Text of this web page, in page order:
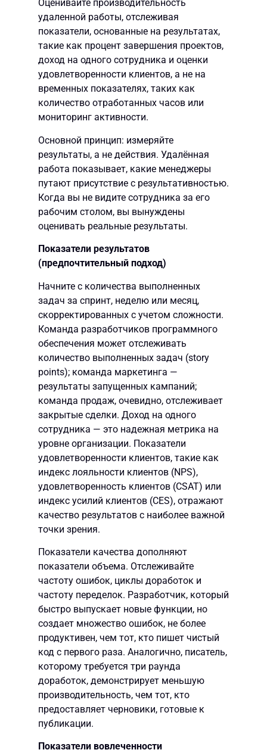
Оценивайте производительность
удаленной работы, отслеживая
показатели, основанные на результатах,
такие как процент завершения проектов,
доход на одного сотрудника и оценки
удовлетворенности клиентов, а не на
временных показателях, таких как
количество отработанных часов или
мониторинг активности.
Основной принцип: измеряйте
результаты, а не действия. Удалённая
работа показывает, какие менеджеры
путают присутствие с результативностью.
Когда вы не видите сотрудника за его
рабочим столом, вы вынуждены
оценивать реальные результаты.
Показатели результатов
(предпочтительный подход)
Начните с количества выполненных
задач за спринт, неделю или месяц,
скорректированных с учетом сложности.
Команда разработчиков программного
обеспечения может отслеживать
количество выполненных задач (story
points); команда маркетинга —
результаты запущенных кампаний;
команда продаж, очевидно, отслеживает
закрытые сделки. Доход на одного
сотрудника — это надежная метрика на
уровне организации. Показатели
удовлетворенности клиентов, такие как
индекс лояльности клиентов (NPS),
удовлетворенность клиентов (CSAT) или
индекс усилий клиентов (CES), отражают
качество результатов с наиболее важной
точки зрения.
Показатели качества дополняют
показатели объема. Отслеживайте
частоту ошибок, циклы доработок и
частоту переделок. Разработчик, который
быстро выпускает новые функции, но
создает множество ошибок, не более
продуктивен, чем тот, кто пишет чистый
код с первого раза. Аналогично, писатель,
которому требуется три раунда
доработок, демонстрирует меньшую
производительность, чем тот, кто
предоставляет черновики, готовые к
публикации.
Показатели вовлеченности